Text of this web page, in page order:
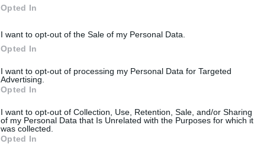
Opted In
I want to opt-out of the Sale of my Personal Data.
Opted In
I want to opt-out of processing my Personal Data for Targeted
Advertising.
Opted In
I want to opt-out of Collection, Use, Retention, Sale, and/or Sharing
of my Personal Data that Is Unrelated with the Purposes for which it
was collected.
Opted In